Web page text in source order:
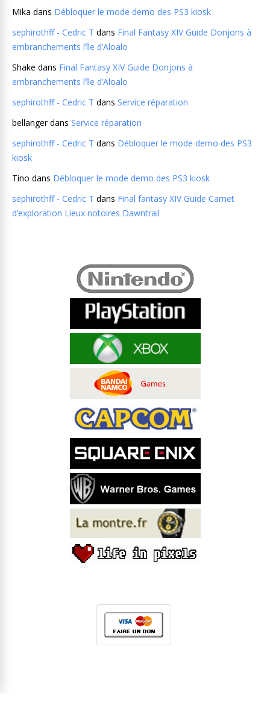
Mika dans Débloquer le mode demo des PS3 kiosk
sephirothff - Cedric T dans Final Fantasy XIV Guide Donjons à
embranchements l’île d’Aloalo
Shake dans Final Fantasy XIV Guide Donjons à
embranchements l’île d’Aloalo
sephirothff - Cedric T dans Service réparation
bellangerdans Service réparation
sephirothff - Cedric T dans Débloquer le mode demo des PS3
kiosk
Tino dans Débloquer le mode demo des PS3 kiosk
sephirothff - Cedric T dans Final fantasy XIV Guide Carnet
d’exploration Lieux notoires Dawntrail